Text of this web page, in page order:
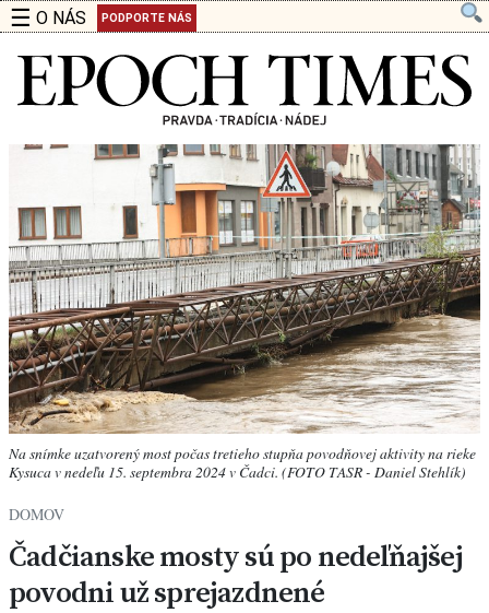
☰ O NÁS PODPORTE NÁS
Na snímke uzatvorený most počas tretieho stupňa povodňovej aktivity na rieke
Kysuca v nedeľu 15. septembra 2024 v Čadci. (FOTO TASR - Daniel Stehlík)
DOMOV
Čadčianske mosty sú po nedeľňajšej
povodni už sprejazdnené